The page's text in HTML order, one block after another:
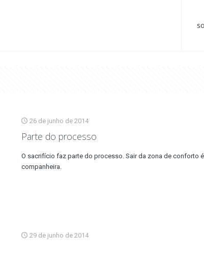
26 de junho de 2014
Parte do processo
O sacrifício faz parte do processo. Sair da zona de conforto
companheira.
29 de junho de 2014